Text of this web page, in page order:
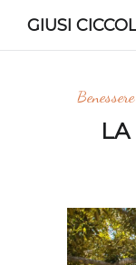
GIUSI
LA